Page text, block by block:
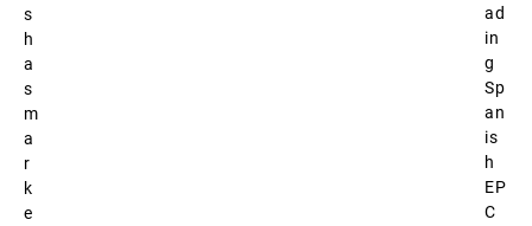
s
h
a
s
m
a
r
k
e
ad
in
g
Sp
an
is
h
EP
C